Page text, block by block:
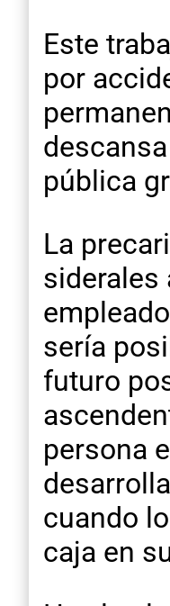
Este
por
pública
La
siderales
sería
futuro
persona
cuando
caja en